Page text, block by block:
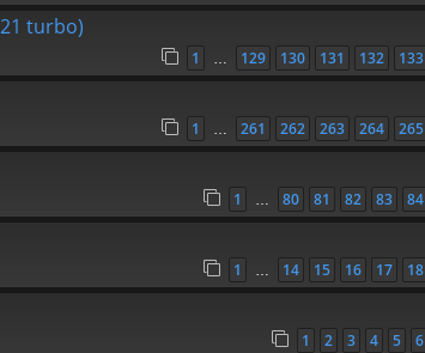
turbo)
1 … 129 130 131 132 133
1 … 261 262 263 264 265
1 … 80 81 82 83 84
1 … 14 15 16 17 18
1 2 3 4 5 6